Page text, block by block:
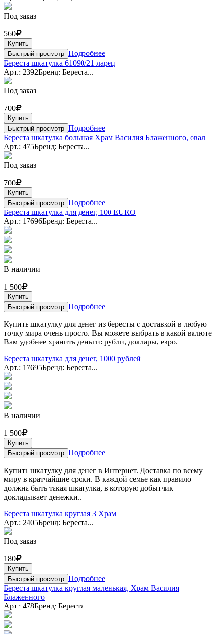
Под заказ
560
Купить
Быстрый просмотр Подробнее
Береста шкатулка 61090/21 ларец
Арт.: 2392Бренд: Береста...
Под заказ
700
Купить
Быстрый просмотр Подробнее
Береста шкатулка большая Храм Василия Блаженного, овал
Арт.: 475Бренд: Береста...
Под заказ
700
Купить
Быстрый просмотр Подробнее
Береста шкатулка для денег, 100 EURO
Арт.: 17696Бренд: Береста...
В наличии
1 500
Купить
Быстрый просмотр Подробнее
Купить шкатулку для денег из бересты с доставкой в любую
точку мира очень просто. Вы можете выбрать в какой валюте
Вам удобнее хранить деньги: рубли, доллары, евро.
Береста шкатулка для денег, 1000 рублей
Арт.: 17695Бренд: Береста...
В наличии
1 500
Купить
Быстрый просмотр Подробнее
Купить шкатулку для денег в Интернет. Доставка по всему
миру в кратчайшие сроки. В каждой семье как правило
должна быть такая шкатулка, в которую добытчик
докладывает денежки..
Береста шкатулка круглая 3 Храм
Арт.: 2405Бренд: Береста...
Под заказ
180
Купить
Быстрый просмотр Подробнее
Береста шкатулка круглая маленькая, Храм Василия
Блаженного
Арт.: 478Бренд: Береста...